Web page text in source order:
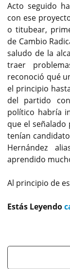
Acto seguido
con ese
o titubear,
de Cambio
saludo de la
traer
reconoció qué
el principio
del partido
político habría
que el señalado
tenían
Hernández
aprendido
Al principio de
Estás Leyendo